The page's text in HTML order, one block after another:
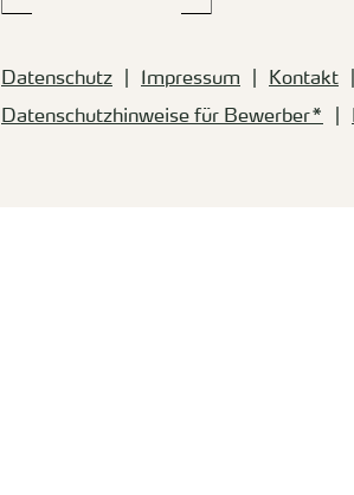
Datenschutz Impressum Kontakt
Datenschutzhinweise für Bewerber*